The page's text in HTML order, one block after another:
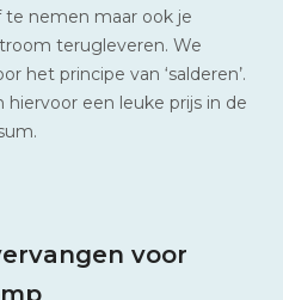
nemen maar ook je
terugleveren. We
het principe van ‘salderen’.
hiervoor een leuke prijs in de
voor